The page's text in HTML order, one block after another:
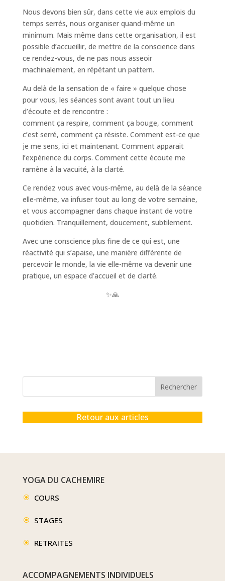
Nous devons bien sûr, dans cette vie aux emplois du
temps serrés, nous organiser quand-même un
minimum. Mais même dans cette organisation, il est
possible d’accueillir, de mettre de la conscience dans
ce rendez-vous, de ne pas nous asseoir
machinalement, en répétant un pattern.
Au delà de la sensation de « faire » quelque chose
pour vous, les séances sont avant tout un lieu
d’écoute et de rencontre :
comment ça respire, comment ça bouge, comment
c’est serré, comment ça résiste. Comment est-ce que
je me sens, ici et maintenant. Comment apparait
l’expérience du corps. Comment cette écoute me
ramène à la vacuité, à la clarté.
Ce rendez vous avec vous-même, au delà de la séance
elle-même, va infuser tout au long de votre semaine,
et vous accompagner dans chaque instant de votre
quotidien. Tranquillement, doucement, subtilement.
Avec une conscience plus fine de ce qui est, une
réactivité qui s’apaise, une manière différente de
percevoir le monde, la vie elle-même va devenir une
pratique, un espace d’accueil et de clarté.
✨🙏
Rechercher
Retour aux articles
YOGA DU CACHEMIRE
\ COURS
\ STAGES
\ RETRAITES
ACCOMPAGNEMENTS INDIVIDUELS